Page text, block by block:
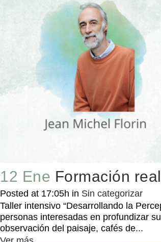
Blog
12 Ene Formación
Posted at 17:05h in Sin categorizar
Taller intensivo “Desarrollando la
personas interesadas en profundizar
observación del paisaje, cafés de...